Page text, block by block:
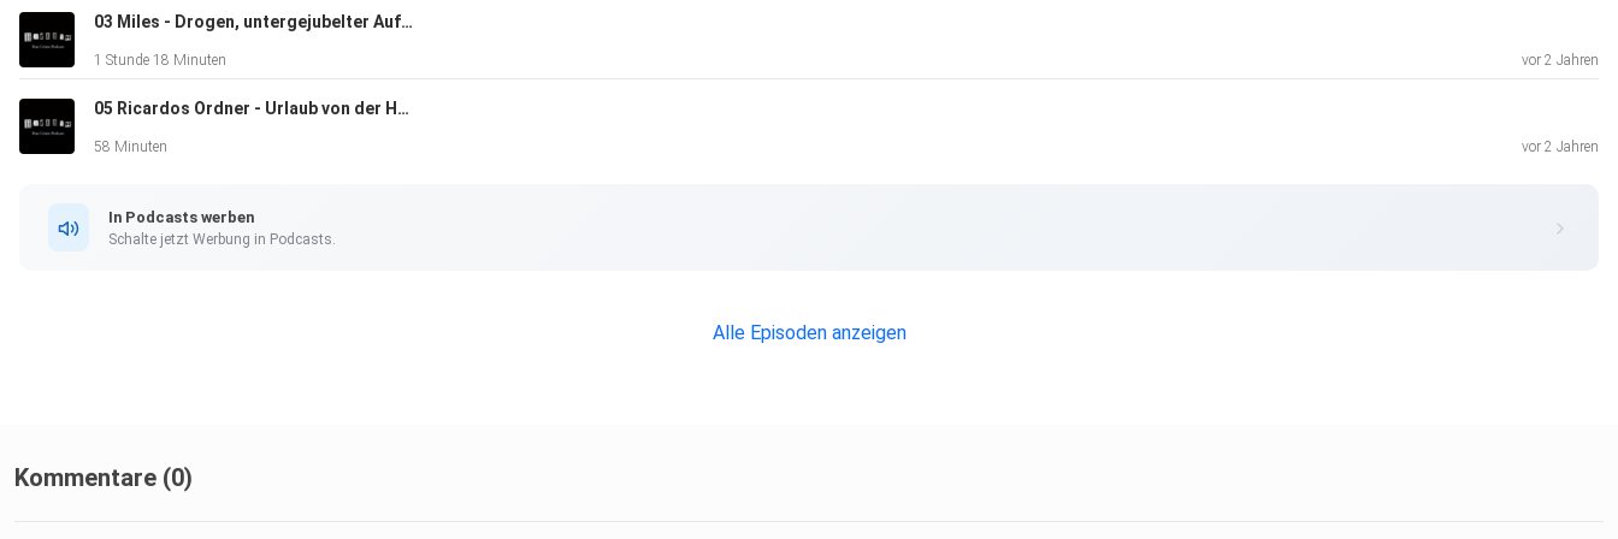
03 Miles - Drogen, untergejubelter Auftragsmord und innerer Frieden
1 Stunde 18 Minuten vor 2 Jahren
05 Ricardos Ordner - Urlaub von der Haft und Hausordnung?
58 Minuten vor 2 Jahren
In Podcasts werben
Schalte jetzt Werbung in Podcasts.
Alle Episoden anzeigen
Kommentare (0)